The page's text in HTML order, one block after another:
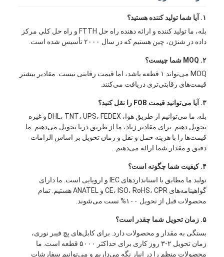
۱. آیا شما تولید کننده هستید؟
بله، ما تولید کننده و ارائه دهنده راه حل FTTH و راه حل کلی مرکز
داده در شنژن، چین هستیم که در سال ۲۰۰۰ تأسیس شده است.
۲. MOQ شما چیست؟
MOQ می‌تواند ۱ قطعه باشد، اما قیمت رقابتی نیست. مقادیر بیشتر
قیمت‌های رقابتی‌تری دریافت می‌کنند.
۳. آیا می‌توانید قیمت FOB را نقل کنید؟
بله. ما می‌توانیم از طریق هوا، DHL، TNT، UPS، FEDEX و غیره
تحویل دهیم. برای مقادیر زیاد، ما از طریق دریا تحویل می‌دهیم. ما
قیمت‌ها را با هزینه حمل و نقل و زمان تحویل بر اساس الزامات
دقیق و مقدار شما ارائه می‌دهیم.
۴. کیفیت شما چگونه است؟
تولید ما مطابق با استانداردهای IEC و اروپایی است. ما دارای
گواهینامه‌های CE، ISO، RoHS، CPR و ANATEL هستیم. تمام
محصولات قبل از تحویل ۱۰۰% تست می‌شوند.
۵. زمان تحویل شما چقدر است؟
بستگی به مقدار و محصولات دارد. برای کابل‌های پچ فیبر نوری،
زمان تحویل ۲-۳ روز کاری برای حداکثر ۵۰۰۰ قطعه است. ما
محصولات منظم را در انبار نگه می‌داریم و می‌توانیم سفارشات